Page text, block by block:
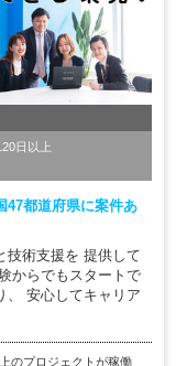
日以上
47都道府県に案件あ
技術支援を 提供して
からでもスタートで
、 安心してキャリア
のプロジェクトが稼働